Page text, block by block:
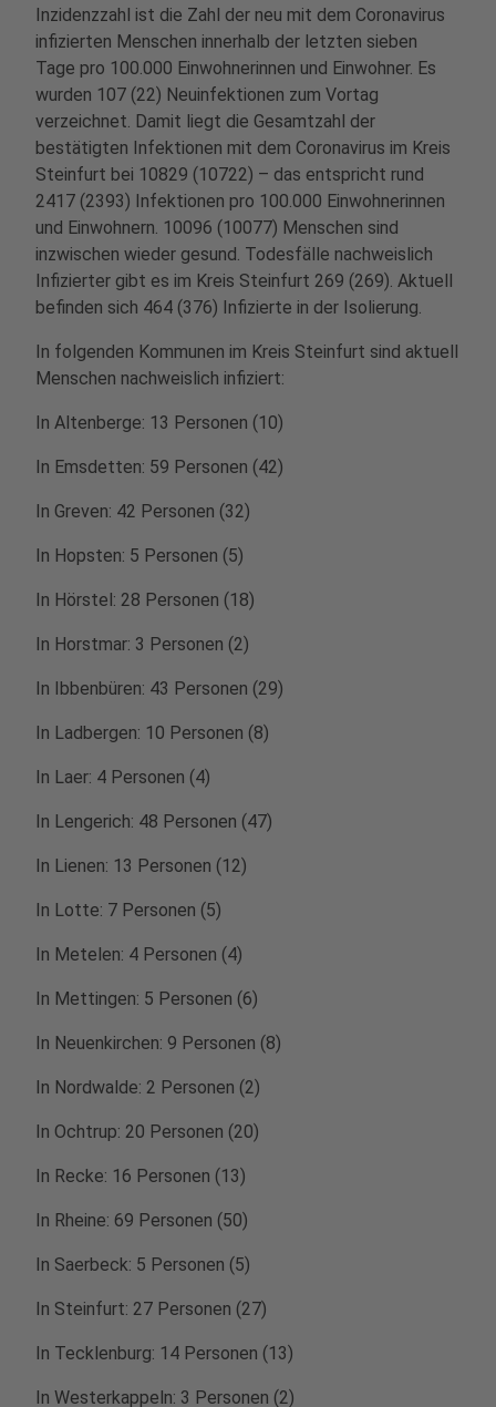
Inzidenzzahl ist die Zahl der neu mit dem Coronavirus
infizierten Menschen innerhalb der letzten sieben
Tage pro 100.000 Einwohnerinnen und Einwohner. Es
wurden 107 (22) Neuinfektionen zum Vortag
verzeichnet. Damit liegt die Gesamtzahl der
bestätigten Infektionen mit dem Coronavirus im Kreis
Steinfurt bei 10829 (10722) – das entspricht rund
2417 (2393) Infektionen pro 100.000 Einwohnerinnen
und Einwohnern. 10096 (10077) Menschen sind
inzwischen wieder gesund. Todesfälle nachweislich
Infizierter gibt es im Kreis Steinfurt 269 (269). Aktuell
befinden sich 464 (376) Infizierte in der Isolierung.
In folgenden Kommunen im Kreis Steinfurt sind aktuell
Menschen nachweislich infiziert:
In Altenberge: 13 Personen (10)
In Emsdetten: 59 Personen (42)
In Greven: 42 Personen (32)
In Hopsten: 5 Personen (5)
In Hörstel: 28 Personen (18)
In Horstmar: 3 Personen (2)
In Ibbenbüren: 43 Personen (29)
In Ladbergen: 10 Personen (8)
In Laer: 4 Personen (4)
In Lengerich: 48 Personen (47)
In Lienen: 13 Personen (12)
In Lotte: 7 Personen (5)
In Metelen: 4 Personen (4)
In Mettingen: 5 Personen (6)
In Neuenkirchen: 9 Personen (8)
In Nordwalde: 2 Personen (2)
In Ochtrup: 20 Personen (20)
In Recke: 16 Personen (13)
In Rheine: 69 Personen (50)
In Saerbeck: 5 Personen (5)
In Steinfurt: 27 Personen (27)
In Tecklenburg: 14 Personen (13)
In Westerkappeln: 3 Personen (2)